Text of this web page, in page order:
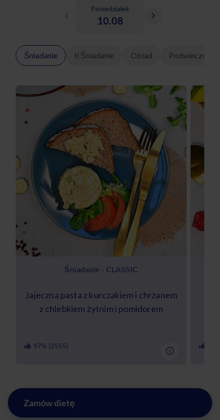
Poniedziałek
10.08
Śniadanie II Śniadanie Obiad Podwieczorek
Śniadanie - CLASSIC
Jajeczna pasta z kurczakiem i chrzanem
z chlebkiem żytnim i pomidorem
97% (2555)
Zamów dietę